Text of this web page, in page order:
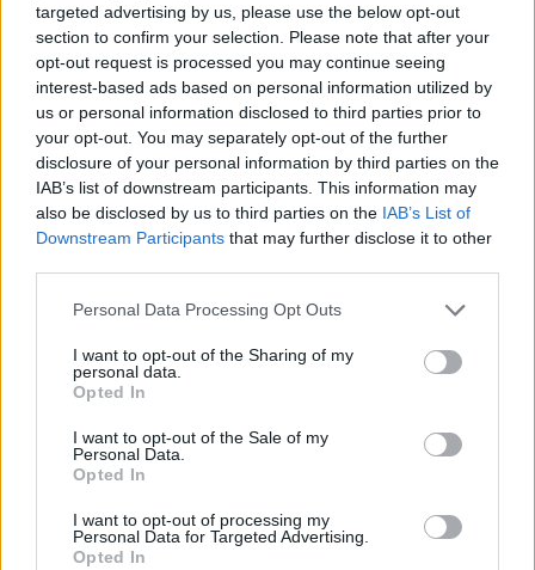
targeted advertising by us, please use the below opt-out
section to confirm your selection. Please note that after your
opt-out request is processed you may continue seeing
interest-based ads based on personal information utilized by
us or personal information disclosed to third parties prior to
your opt-out. You may separately opt-out of the further
disclosure of your personal information by third parties on the
IAB’s list of downstream participants. This information may
also be disclosed by us to third parties on the IAB’s List of
Downstream Participants that may further disclose it to other
Personal Data Processing Opt Outs
I want to opt-out of the Sharing of my
personal data.
Opted In
I want to opt-out of the Sale of my
Personal Data.
Opted In
I want to opt-out of processing my
Personal Data for Targeted Advertising.
Opted In
Εγγραφή στο newsletter
Αποδέχομαι τους
και την πολιτική απορρήτου